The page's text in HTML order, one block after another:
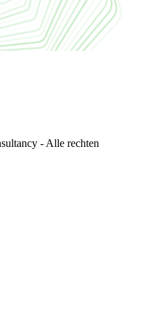
- Alle rechten